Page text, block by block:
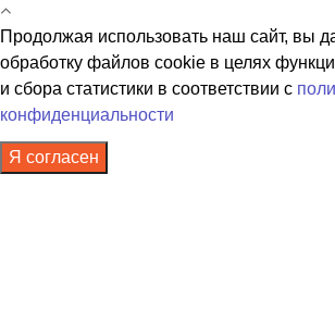
Продолжая использовать наш сайт, вы
обработку файлов cookie в целях
и сбора статистики в соответствии с
конфиденциальности
Я согласен